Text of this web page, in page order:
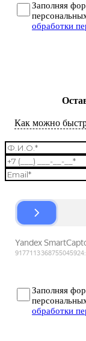
Заполняя
обработки
Как можно
Заполняя
обработки